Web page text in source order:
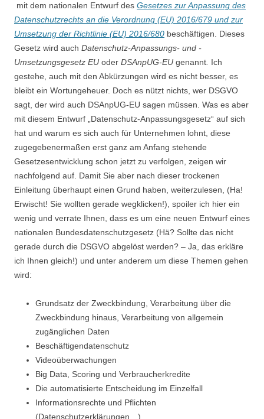
mit dem nationalen Entwurf des Gesetzes zur Anpassung des
Datenschutzrechts an die Verordnung (EU) 2016/679 und zur
Umsetzung der Richtlinie (EU) 2016/680 beschäftigen. Dieses
Gesetz wird auch Datenschutz-Anpassungs- und -
Umsetzungsgesetz EU oder DSAnpUG-EU genannt. Ich
gestehe, auch mit den Abkürzungen wird es nicht besser, es
bleibt ein Wortungeheuer. Doch es nützt nichts, wer DSGVO
sagt, der wird auch DSAnpUG-EU sagen müssen. Was es aber
mit diesem Entwurf „Datenschutz-Anpassungsgesetz“ auf sich
hat und warum es sich auch für Unternehmen lohnt, diese
zugegebenermaßen erst ganz am Anfang stehende
Gesetzesentwicklung schon jetzt zu verfolgen, zeigen wir
nachfolgend auf. Damit Sie aber nach dieser trockenen
Einleitung überhaupt einen Grund haben, weiterzulesen, (Ha!
Erwischt! Sie wollten gerade wegklicken!), spoiler ich hier ein
wenig und verrate Ihnen, dass es um eine neuen Entwurf eines
nationalen Bundesdatenschutzgesetz (Hä? Sollte das nicht
gerade durch die DSGVO abgelöst werden? – Ja, das erkläre
ich Ihnen gleich!) und unter anderem um diese Themen gehen
wird:
Grundsatz der Zweckbindung, Verarbeitung über die
Zweckbindung hinaus, Verarbeitung von allgemein
zugänglichen Daten
Beschäftigendatenschutz
Videoüberwachungen
Big Data, Scoring und Verbraucherkredite
Die automatisierte Entscheidung im Einzelfall
Informationsrechte und Pflichten
(Datenschutzerklärungen…)